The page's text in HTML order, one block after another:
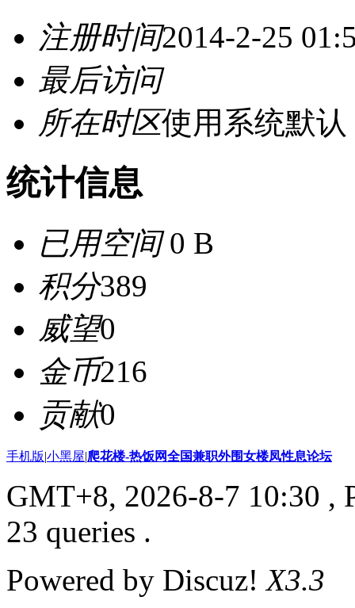
注册时间2014-2-25
最后访问
所在时区使用系统默认
统计信息
已用空间0 B
积分389
威望0
金币216
贡献0
手机版|小黑屋|爬花楼-热饭网全国兼职外围女楼凤性息论坛
GMT+8, 2026-8-7 10:30 ,
23 queries .
Powered by Discuz!X3.3